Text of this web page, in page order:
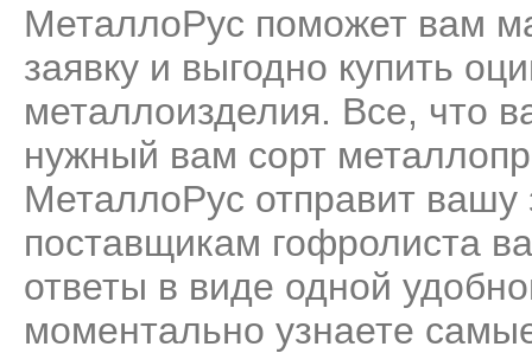
МеталлоРус поможет вам
заявку и выгодно купить
металлоизделия. Все, что
нужный вам сорт
МеталлоРус отправит
поставщикам гофролиста
ответы в виде одной
моментально узнаете